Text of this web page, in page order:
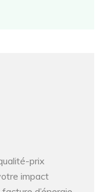
prix
impact